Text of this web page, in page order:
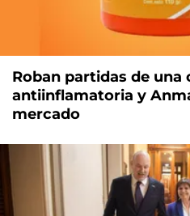
Roban partidas de una
antiinflamatoria y
mercado